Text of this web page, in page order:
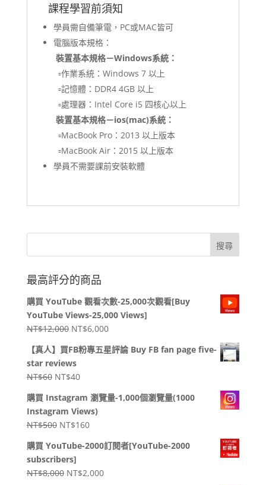
課程學習前須知
學員需自備筆電，PC或MAC皆可
電腦版本規格：
裝置基本規格－Windows系統：
▫️作業系統：Windows 7 以上
▫️記憶體：DDR4 4GB 以上
▫️處理器：Intel Core i5 四核心以上
裝置基本規格－ios(mac)系統：
▫️MacBook Pro：2013 以上版本
▫️MacBook Air：2015 以上版本
學員不需要課前安裝軟體
最高評分的商品
購買 YouTube 觀看次數-25,000次觀看[Buy
YouTube Views-25,000 Views]
NT$12,000 原
價
格：
NT$12,000。
NT$6,000目
價
【真人】買FB粉專五星評論 Buy FB fan page five-
star reviews
NT$60 原
價
格：
NT$60。
NT$40目
價
格：
NT$40。
購買 Instagram 瀏覽量-1,000個瀏覽量(1000
Instagram Views)
NT$500 原
價
格：
NT$500。
NT$160目
價
NT$160。
購買 YouTube-2000訂閱者[YouTube-2000
subscribers]
NT$8,000 原
NT$2,000目